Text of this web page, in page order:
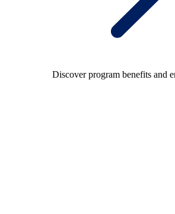
Discover program benefits and